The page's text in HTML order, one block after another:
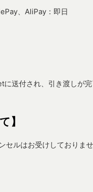
、AliPay：即日
送付され、引き渡しが
】
ルはお受けしておりませ